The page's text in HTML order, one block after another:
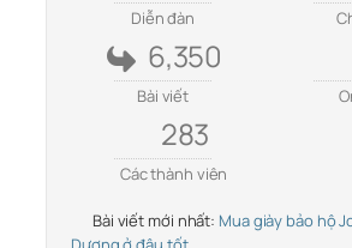
Diễn đàn
6,350
Bài viết
283
Các thành viên
Bài viết mới nhất: Mua giày bảo hộ